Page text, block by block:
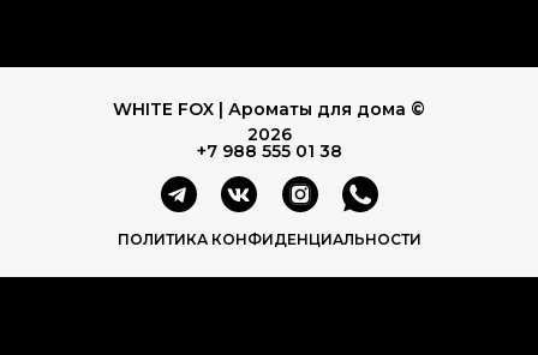
WHITE FOX | Ароматы для дома ©
2026
+7 988 555 01 38
ПОЛИТИКА КОНФИДЕНЦИАЛЬНОСТИ